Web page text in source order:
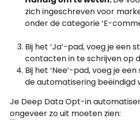
zich ingeschreven voor
onder de categorie ‘E-
Bij het ‘Ja’-pad, voeg je een
contacten in te schrijven op
Bij het ‘Nee’-pad, voeg je
de automatisering beëindigd
Je Deep Data Opt-in
ongeveer zo uit moeten zien: